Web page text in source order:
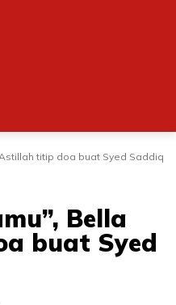
titip doa buat Syed Saddiq
Bella
buat Syed